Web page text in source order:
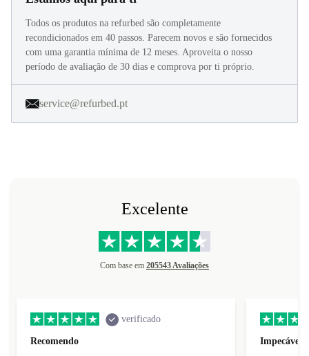
Estamos aqui para ti
Todos os produtos na refurbed são completamente
recondicionados em 40 passos. Parecem novos e são fornecidos
com uma garantia mínima de 12 meses. Aproveita o nosso
service@refurbed.pt
Excelente